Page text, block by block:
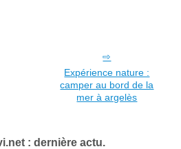
Expérience nature :
camper au bord de la
mer à argelès
: dernière actu.